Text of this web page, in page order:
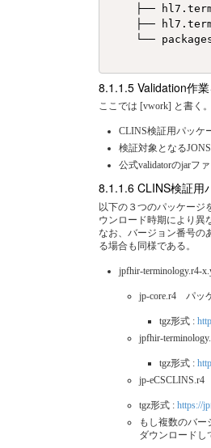
├──
├──
└──
Validation作
ここでは [vwork] と書く
CLINS検証用パッケ
検証対象となる
公式validatorのjarフ
CLINS検証用
以下の３つのパッケージ
ウンロード時期により異
なお、バージョン番号の
る場合も同様である。
jpfhir-terminology.r4-
jp-core.r4 パッ
tgz形式 :
jpfhir-
tgz形式 :
jp-
tgz形式 : https://
もし複数のバ
ダウンロードし